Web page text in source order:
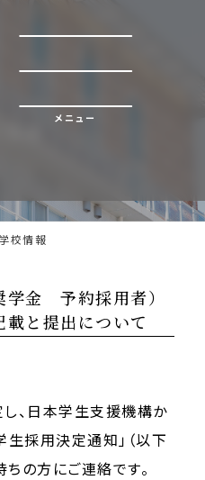
メニュー
学校情報
学金 予約採用者）
と提出について
、日本学生支援機構か
採用決定通知」（以下
ちの方にご連絡です。